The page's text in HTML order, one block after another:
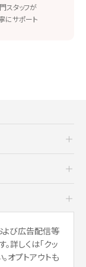
スタッフが
にサポート
よび広告配信等
詳しくは「クッ
オプトアウトも